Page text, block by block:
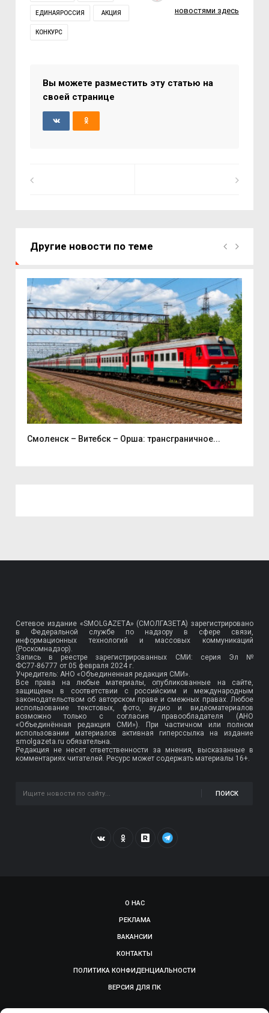
ЕДИНАЯРОССИЯ АКЦИЯ
КОНКУРС
новостями здесь
Вы можете разместить эту статью на
своей странице
Другие новости по теме
Смоленск – Витебск – Орша: трансграничное...
Сетевое издание «SMOLGAZETA» (СМОЛГАЗЕТА) зарегистрировано
в Федеральной службе по надзору в сфере связи,
информационных технологий и массовых коммуникаций
(Роскомнадзор).
Запись в реестре зарегистрированных СМИ: серия Эл №
ФС77-86777 от 05 февраля 2024 г.
Учредитель: АНО «Объединенная редакция СМИ».
Все права на любые материалы, опубликованные на сайте,
защищены в соответствии с российским и международным
законодательством об авторском праве и смежных правах. Любое
использование текстовых, фото, аудио и видеоматериалов
возможно только с согласия правообладателя (АНО
«Объединённая редакция СМИ»). При частичном или полном
использовании материалов активная гиперссылка на издание
smolgazeta.ru обязательна.
Редакция не несет ответственности за мнения, высказанные в
комментариях читателей. Ресурс может содержать материалы 16+.
ПОИСК
О НАС
РЕКЛАМА
ВАКАНСИИ
КОНТАКТЫ
ПОЛИТИКА КОНФИДЕНЦИАЛЬНОСТИ
ВЕРСИЯ ДЛЯ ПК